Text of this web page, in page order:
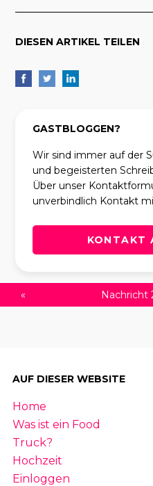
DIESEN ARTIKEL TEILEN
GASTBLOGGEN?
Wir sind immer auf der
und begeisterten
Über unser
unverbindlich Kontakt
KONTAKT
« Nachricht
AUF DIESER WEBSITE
Home
Was ist ein Food
Truck?
Hochzeit
Einloggen